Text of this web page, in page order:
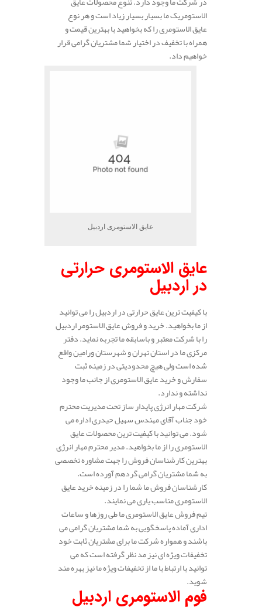
الاستومریک ما بسیار بسیار زیاد است و هر نوع
عایق الاستومری را که بخواهید با بهترین قیمت و
همراه با تخفیف در اختیار شما مشتریان گرامی قرار
خواهیم داد.
عایق الاستومری اردبیل
عایق الاستومری حرارتی
در اردبیل
با کیفیت ترین عایق حرارتی در اردبیل را می توانید
از ما بخواهید. خرید و فروش عایق الاستومر اردبیل
را با شرکت معتبر و باسابقه ما تجربه نماید. دفتر
مرکزی ما در استان تهران و شهرستان ورامین واقع
شده است ولی هیچ محدودیتی در زمینه ثبت
سفارش و خرید عایق الاستومری از جانب ما وجود
نداشته و ندارد.
شرکت مهار انرژی پایدار ساز تحت مدیریت محترم
خود جناب آقای مهندس سهیل حیدری اداره می
شود. می توانید با کیفیت ترین محصولات عایق
الاستومری را از ما بخواهید. مدیر محترم مهار انرژی
بهترین کارشناسان فروش را جهت مشاوره تخصصی
به شما مشتریان گرامی گردهم آورده است.
کارشناسان فروش ما شما را در زمینه خرید عایق
الاستومری مناسب یاری می نمایند.
تیم فروش عایق الاستومری ما طی روزها و ساعات
اداری آماده پاسخگویی به شما مشتریان گرامی می
باشند و همواره شرکت ما برای مشتریان ثابت خود
تخفیفات ویژه ای نیز مد نظر گرفته است که می
توانید با ارتباط با ما از تخفیفات ویژه ما نیز بهره مند
شوید.
فوم الاستومری اردبیل